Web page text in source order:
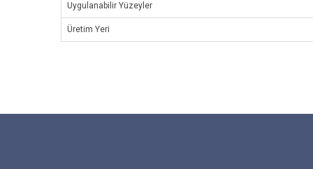
Uygulanabilir Yüzeyler
Üretim Yeri